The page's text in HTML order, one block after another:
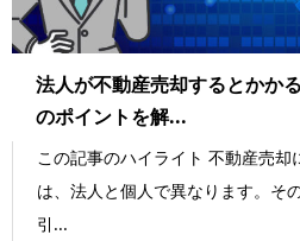
法人が不動産売却するとかか
のポイントを解...
この記事のハイライト 不動産売却
は、法人と個人で異なります。そ
引...